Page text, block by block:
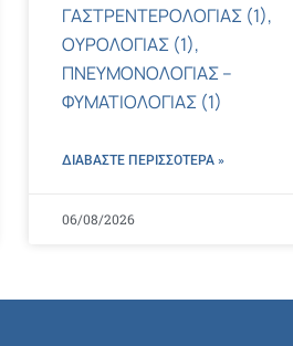
ΓΑΣΤΡΕΝΤΕΡΟΛΟΓΙΑΣ (1),
ΟΥΡΟΛΟΓΙΑΣ (1),
ΠΝΕΥΜΟΝΟΛΟΓΙΑΣ –
ΦΥΜΑΤΙΟΛΟΓΙΑΣ (1)
ΔΙΑΒΑΣΤΕ ΠΕΡΙΣΣΌΤΕΡΑ »
06/08/2026